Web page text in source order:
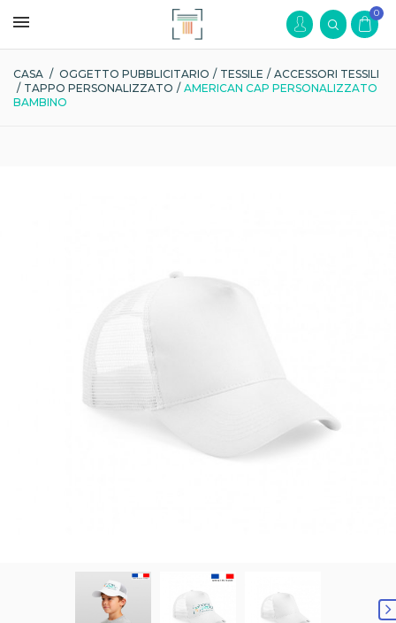
0
CASA / OGGETTO PUBBLICITARIO / TESSILE / ACCESSORI TESSILI
/ TAPPO PERSONALIZZATO / AMERICAN CAP PERSONALIZZATO
BAMBINO